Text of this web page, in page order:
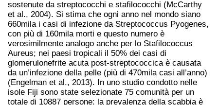
sostenute da streptococchi e stafilococchi (McCarthy
et al., 2004). Si stima che ogni anno nel mondo siano
660mila i casi di infezione da Streptococcus Pyogenes,
con più di 160mila morti e questo numero è
verosimilmente analogo anche per lo Stafilococcus
Aureus; nei paesi tropicali il 50% dei casi di
glomerulonefrite acuta post-streptococcica è causata
da un’infezione della pelle (più di 470mila casi all’anno)
(Engelman et al., 2013). In uno studio condotto nelle
isole Fiji sono state selezionate 75 comunità per un
totale di 10887 persone: la prevalenza della scabbia è